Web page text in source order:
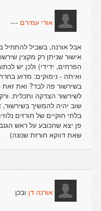
אורי עמירם ---
אבל אורנה, בשביל להתחיל
אישור שניתן רק מקצין
הפרחים, ידידי) ולכן יש
ואיתה - נימוקים: מדוע
בשירשור פה לבד? ואת זאת
לשירשור הצדקה ותכלית.
שוב יהיה להמשיך בשירשור,
בלתי חוקיים של חורזים
פן יצא שהכובע על ראש
שאת דווקא חורזת שנונה)
אורנה דן ובכן